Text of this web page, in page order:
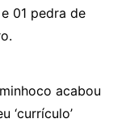
01 pedra de
acabou
‘currículo’